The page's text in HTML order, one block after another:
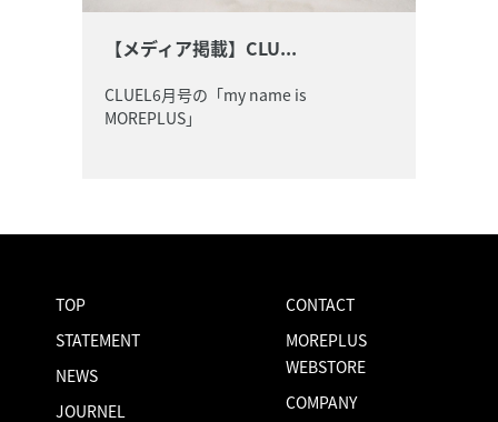
【メディア掲載】CLU...
CLUEL6月号の「my name is
MOREPLUS」
TOP
STATEMENT
NEWS
JOURNEL
CONTACT
MOREPLUS
WEBSTORE
COMPANY